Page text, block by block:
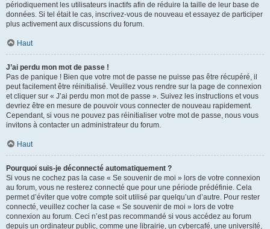
périodiquement les utilisateurs inactifs afin de réduire la taille de leur base de
données. Si tel était le cas, inscrivez-vous de nouveau et essayez de participer
plus activement aux discussions du forum.
Haut
J’ai perdu mon mot de passe !
Pas de panique ! Bien que votre mot de passe ne puisse pas être récupéré, il
peut facilement être réinitialisé. Veuillez vous rendre sur la page de connexion
et cliquer sur « J’ai perdu mon mot de passe ». Suivez les instructions et vous
devriez être en mesure de pouvoir vous connecter de nouveau rapidement.
Cependant, si vous ne pouvez pas réinitialiser votre mot de passe, nous vous
invitons à contacter un administrateur du forum.
Haut
Pourquoi suis-je déconnecté automatiquement ?
Si vous ne cochez pas la case « Se souvenir de moi » lors de votre connexion
au forum, vous ne resterez connecté que pour une période prédéfinie. Cela
permet d’éviter que votre compte soit utilisé par quelqu’un d’autre. Pour rester
connecté, veuillez cocher la case « Se souvenir de moi » lors de votre
connexion au forum. Ceci n’est pas recommandé si vous accédez au forum
depuis un ordinateur public, comme une librairie, un cybercafé, une université,